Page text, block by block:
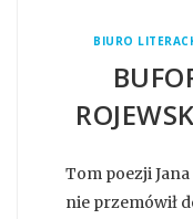
BIURO
Tom poezji
nie przemówił